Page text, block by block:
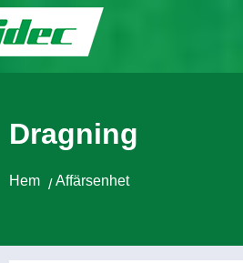
Dragning
Hem /Affärsenhet